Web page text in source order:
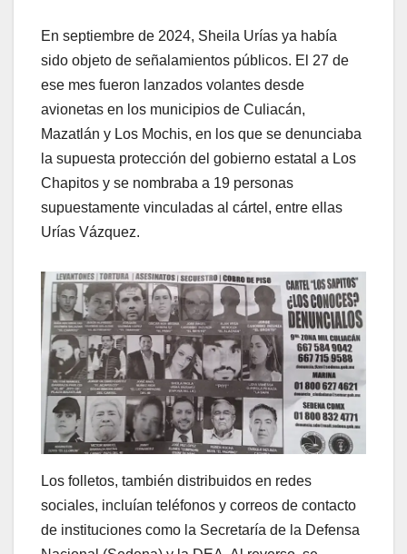
En septiembre de 2024, Sheila Urías ya había
sido objeto de señalamientos públicos. El 27 de
ese mes fueron lanzados volantes desde
avionetas en los municipios de Culiacán,
Mazatlán y Los Mochis, en los que se denunciaba
la supuesta protección del gobierno estatal a Los
Chapitos y se nombraba a 19 personas
supuestamente vinculadas al cártel, entre ellas
Urías Vázquez.
Los folletos, también distribuidos en redes
sociales, incluían teléfonos y correos de contacto
de instituciones como la Secretaría de la Defensa